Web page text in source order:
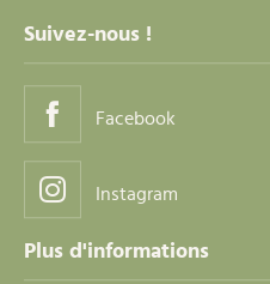
Suivez-nous !
Facebook
Instagram
Plus d'informations